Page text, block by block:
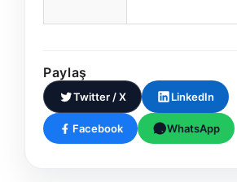
Paylaş
Twitter / X LinkedIn
Facebook WhatsApp